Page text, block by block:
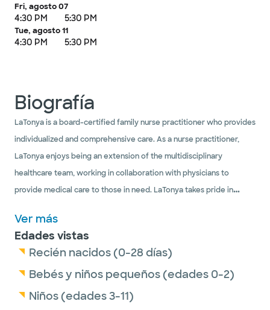
Fri, agosto 07
4:30 PM 5:30 PM
Tue, agosto 11
4:30 PM 5:30 PM
Biografía
LaTonya is a board-certified family nurse practitioner who provides
individualized and comprehensive care. As a nurse practitioner,
LaTonya enjoys being an extension of the multidisciplinary
healthcare team, working in collaboration with physicians to
provide medical care to those in need. LaTonya takes pride in
She also enjoys assisting patients in reaching their weight, diabetes
and blood pressure goals as well as any other desired health
outcomes.
Outside of the office, LaTonya enjoys spending time with family
Ver más
Edades vistas
Recién nacidos (0-28 días)
Bebés y niños pequeños (edades 0-2)
Niños (edades 3-11)